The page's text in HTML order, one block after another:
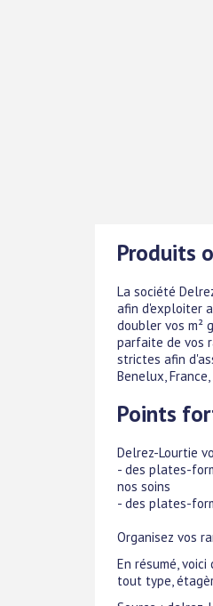
Produits
La société
afin d'exploiter
doubler vos m²
parfaite de vos
strictes afin
Benelux,
Points
Delrez-Lourtie
- des plates-
nos soins
- des plates-
Organisez vos
En résumé,
tout type,